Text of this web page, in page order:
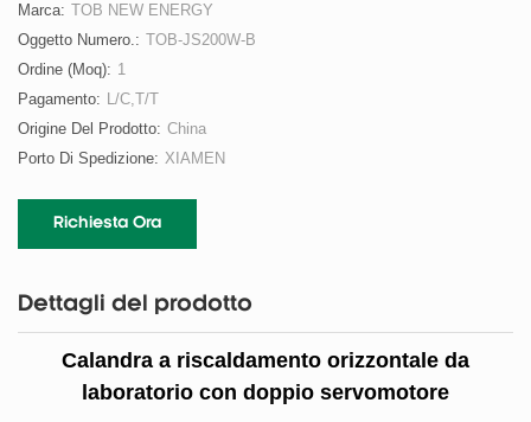
Marca: TOB NEW ENERGY
Oggetto Numero.: TOB-JS200W-B
Ordine (moq): 1
Pagamento: L/C,T/T
Origine Del Prodotto: China
Porto Di Spedizione: XIAMEN
Richiesta Ora
Dettagli del prodotto
Calandra a riscaldamento orizzontale da
laboratorio con doppio servomotore